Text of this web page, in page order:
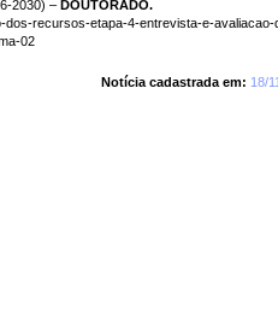
2030) – DOUTORADO.
dos-recursos-etapa-4-entrevista-e-
02
Notícia cadastrada em: 18/